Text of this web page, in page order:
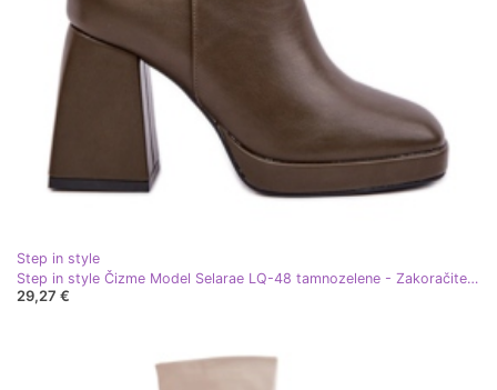
Step in style
Step in style Čizme Model Selarae LQ-48 tamnozelene - Zakoračite sa stilom zelena
29,27 €